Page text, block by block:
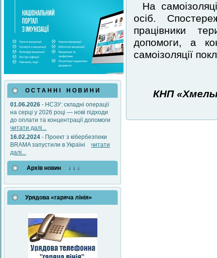
О С Т А Н Н І Н О В И Н И
01.06.2026 - НСЗУ: складні операції
на серці у 2026 році — нові підходи
до оплати та концентрації допомоги
читати далі...
16.02.2024 - Проект з кібербезпеки
BRAMA запустили в Україні читати
далі...
Архів новин ↓ ↓ ↓
Урядова «гаряча лінія»
На
осіб.
працівники
допомоги, а
самоізоляції
КНП